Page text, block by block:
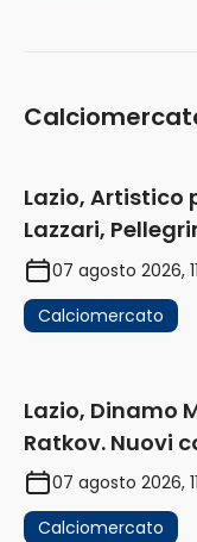
Lazio, Artistico
Lazzari,
in uscita
07 agosto 2026,
Calciomercato
Lazio, Dinamo
Ratkov. Nuovi
Pinamonti
07 agosto 2026,
Calciomercato